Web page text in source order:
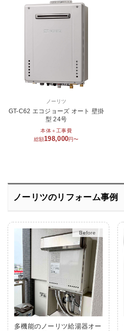
ノーリツ
GT-C62 エコジョーズ オート 壁掛
型 24号
本体＋工事費
総額198,000円〜
ノーリツのリフォーム事例
Before
After
多機能のノーリツ給湯器オー